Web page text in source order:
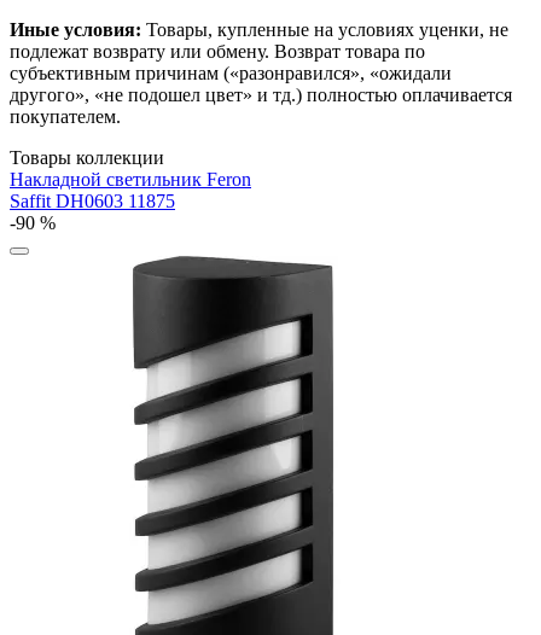
Иные условия: Товары, купленные на условиях уценки, не
подлежат возврату или обмену. Возврат товара по
субъективным причинам («разонравился», «ожидали
другого», «не подошел цвет» и тд.) полностью оплачивается
покупателем.
Товары коллекции
Накладной светильник Feron
Saffit DH0603 11875
-90 %